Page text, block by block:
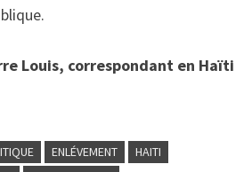
Louis, correspondant en Haïti
ENLÉVEMENT
HAITI